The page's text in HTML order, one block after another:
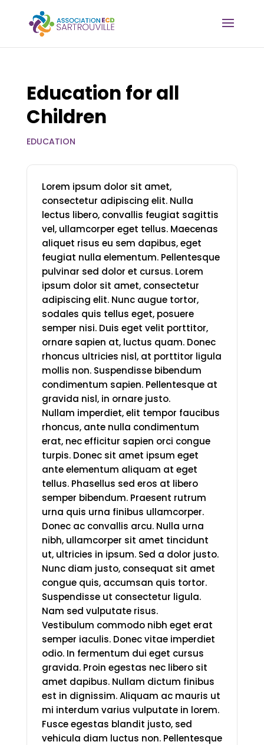
Education for all
Children
EDUCATION
Lorem ipsum dolor sit amet,
consectetur adipiscing elit. Nulla
lectus libero, convallis feugiat sagittis
vel, ullamcorper eget tellus. Maecenas
aliquet risus eu sem dapibus, eget
feugiat nulla elementum. Pellentesque
pulvinar sed dolor et cursus. Lorem
ipsum dolor sit amet, consectetur
adipiscing elit. Nunc augue tortor,
sodales quis tellus eget, posuere
semper nisi. Duis eget velit porttitor,
ornare sapien at, luctus quam. Donec
rhoncus ultricies nisl, at porttitor ligula
mollis non. Suspendisse bibendum
condimentum sapien. Pellentesque at
gravida nisl, in ornare justo.
Nullam imperdiet, elit tempor faucibus
rhoncus, ante nulla condimentum
erat, nec efficitur sapien orci congue
turpis. Donec sit amet ipsum eget
ante elementum aliquam at eget
tellus. Phasellus sed eros at libero
semper bibendum. Praesent rutrum
urna quis urna finibus ullamcorper.
Donec ac convallis arcu. Nulla urna
nibh, ullamcorper sit amet tincidunt
ut, ultricies in ipsum. Sed a dolor justo.
Nunc diam justo, consequat sit amet
congue quis, accumsan quis tortor.
Suspendisse ut consectetur ligula.
Nam sed vulputate risus.
Vestibulum commodo nibh eget erat
semper iaculis. Donec vitae imperdiet
odio. In fermentum dui eget cursus
gravida. Proin egestas nec libero sit
amet dapibus. Nullam dictum finibus
est in dignissim. Aliquam ac mauris ut
mi interdum varius vulputate in lorem.
Fusce egestas blandit justo, sed
vehicula diam luctus non. Pellentesque